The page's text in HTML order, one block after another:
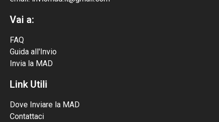
Vai a:
FAQ
Guida all'Invio
Invia la MAD
Link Utili
Dove Inviare la MAD
Contattaci